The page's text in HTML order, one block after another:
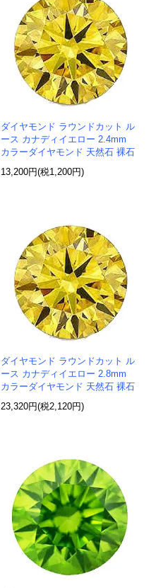
ダイヤモンド ラウンドカット ル
ース カナディイエロー 2.4mm
カラーダイヤモンド 天然石 裸石
13,200円(税1,200円)
ダイヤモンド ラウンドカット ル
ース カナディイエロー 2.8mm
カラーダイヤモンド 天然石 裸石
23,320円(税2,120円)